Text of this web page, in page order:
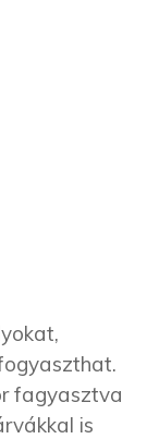
fagyasztva
is